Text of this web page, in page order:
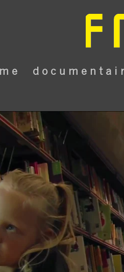
e d o c u m e n t a i